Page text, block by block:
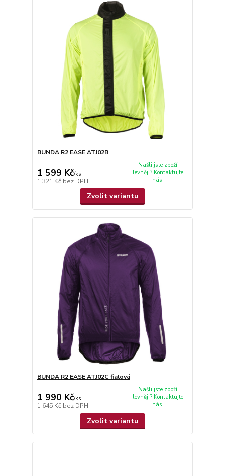
BUNDA R2 EASE ATJ02B
1 599 Kč/ks
1 321 Kč bez DPH
Našli jste zboží
levněji? Kontaktujte
nás.
Zvolit variantu
BUNDA R2 EASE ATJ02C fialová
1 990 Kč/ks
1 645 Kč bez DPH
Našli jste zboží
levněji? Kontaktujte
nás.
Zvolit variantu